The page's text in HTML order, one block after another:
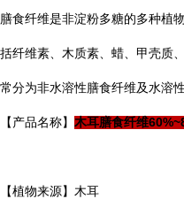
膳食纤维是非淀粉多糖的多种植
括纤维素、木质素、蜡、甲壳质
常分为非水溶性膳食纤维及水溶
【产品名称】 木耳膳食纤维
【植物来源】木耳